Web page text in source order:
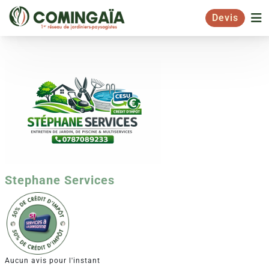
Devis
Stephane Services
Aucun avis pour l'instant